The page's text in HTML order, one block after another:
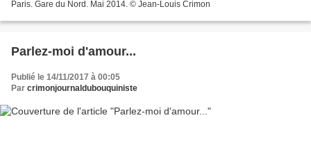
Paris. Gare du Nord. Mai 2014. © Jean-Louis Crimon
Parlez-moi d'amour...
Publié le 14/11/2017 à 00:05
Par crimonjournaldubouquiniste